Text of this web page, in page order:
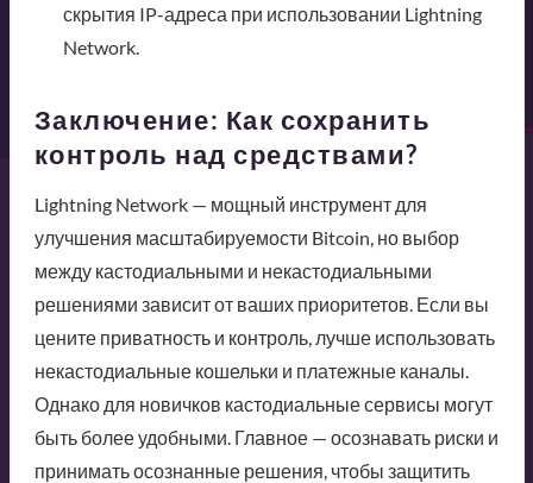
скрытия IP-адреса при использовании Lightning
Network.
Заключение: Как сохранить
контроль над средствами?
Lightning Network — мощный инструмент для
улучшения масштабируемости Bitcoin, но выбор
между кастодиальными и некастодиальными
решениями зависит от ваших приоритетов. Если вы
цените приватность и контроль, лучше использовать
некастодиальные кошельки и платежные каналы.
Однако для новичков кастодиальные сервисы могут
быть более удобными. Главное — осознавать риски и
принимать осознанные решения, чтобы защитить